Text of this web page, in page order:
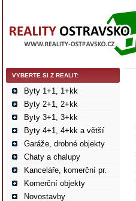
VYBERTE SI Z REALIT:
Byty 1+1, 1+kk
Byty 2+1, 2+kk
Byty 3+1, 3+kk
Byty 4+1, 4+kk a větší
Garáže, drobné objekty
Chaty a chalupy
Kanceláře, komerční pr.
Komerční objekty
Novostavby